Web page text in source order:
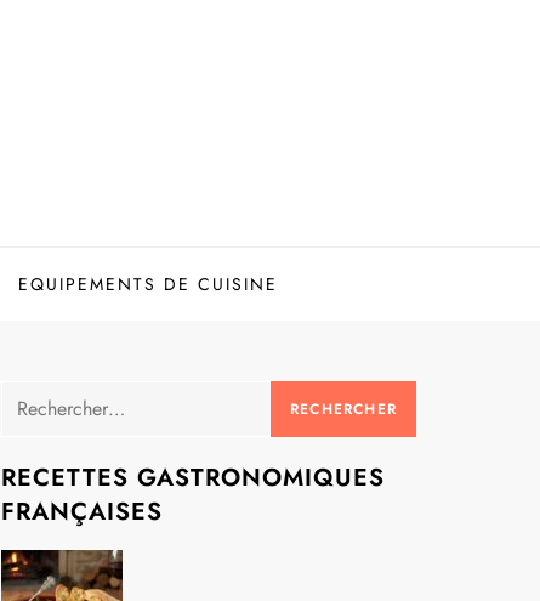
EQUIPEMENTS DE CUISINE
Rechercher :
RECETTES GASTRONOMIQUES
FRANÇAISES